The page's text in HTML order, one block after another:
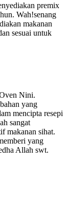
premix
Wah!senang
makanan
sesuai untuk
Nini.
yang
mencipta resepi
sangat
makanan sihat.
yang
Allah swt.